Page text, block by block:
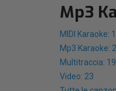
Mp3
MIDI Karaoke:
Mp3 Karaoke:
Multitraccia: 19
Video: 23